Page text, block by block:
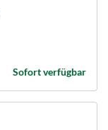
Sofort verfügbar